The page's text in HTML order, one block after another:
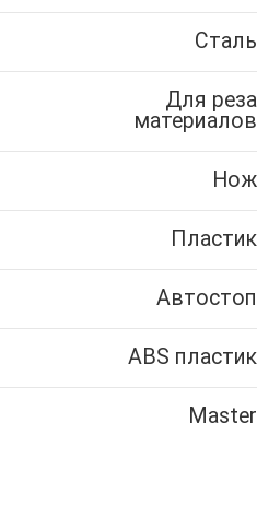
Сталь
Для реза
материалов
Нож
Пластик
Автостоп
ABS пластик
Master